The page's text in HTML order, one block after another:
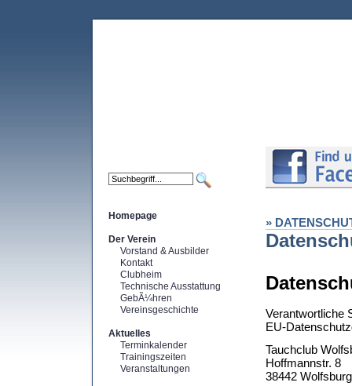
Homepage
Der Verein
Vorstand & Ausbilder
Kontakt
Clubheim
Technische Ausstattung
GebÃ¼hren
Vereinsgeschichte
Aktuelles
Terminkalender
Trainingszeiten
Veranstaltungen
»
Verantwortliche
EU-
Tauchclub
Hoffmannstr. 8
38442 Wolfsburg